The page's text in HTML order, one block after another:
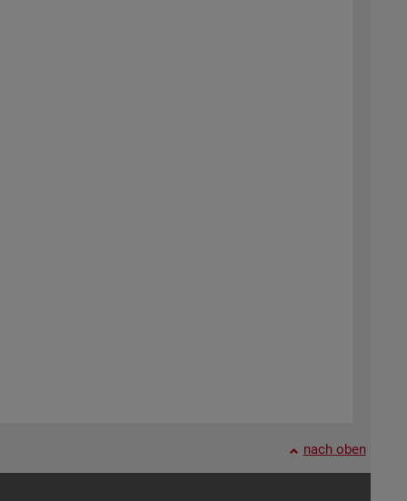
nach oben